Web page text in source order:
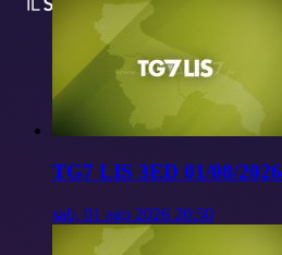
TG7 LIS 3ED 01/08/2026
sab, 01 ago 2026 20:50